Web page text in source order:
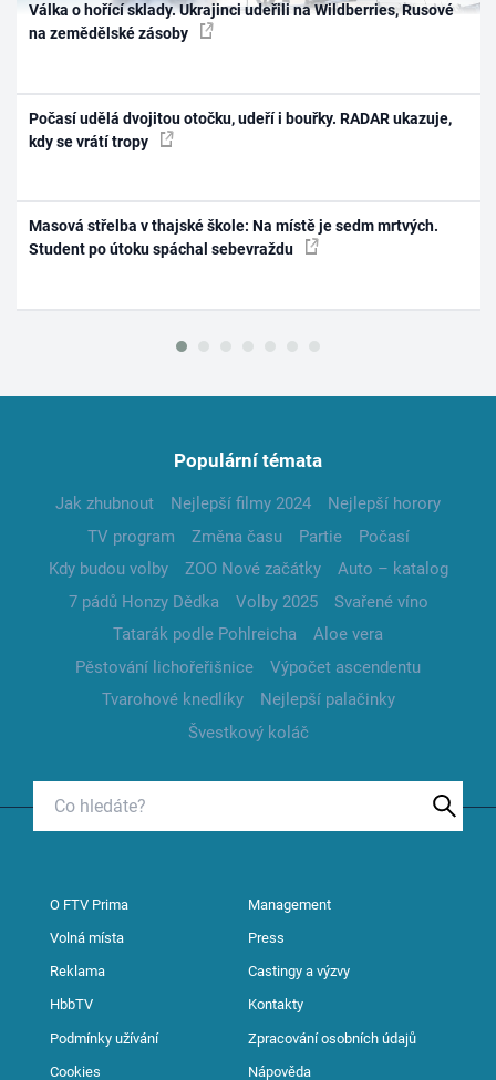
Válka o hořící sklady. Ukrajinci udeřili na Wildberries, Rusové
na zemědělské zásoby
Počasí udělá dvojitou otočku, udeří i bouřky. RADAR ukazuje,
kdy se vrátí tropy
Masová střelba v thajské škole: Na místě je sedm mrtvých.
Student po útoku spáchal sebevraždu
Populární témata
Jak zhubnout Nejlepší filmy 2024
Nejlepší horory
TV program
Změna času Partie
Počasí
Kdy budou volby
ZOO Nové začátky
Auto – katalog
7 pádů Honzy Dědka
Volby 2025
Svařené víno
Tatarák podle Pohlreicha
Aloe vera
Pěstování lichořeřišnice
Výpočet ascendentu
Tvarohové knedlíky
Nejlepší palačinky
Švestkový koláč
O FTV Prima Management
Volná místa Press
Reklama Castingy a výzvy
HbbTV Kontakty
Podmínky užívání Zpracování osobních údajů
Cookies Nápověda